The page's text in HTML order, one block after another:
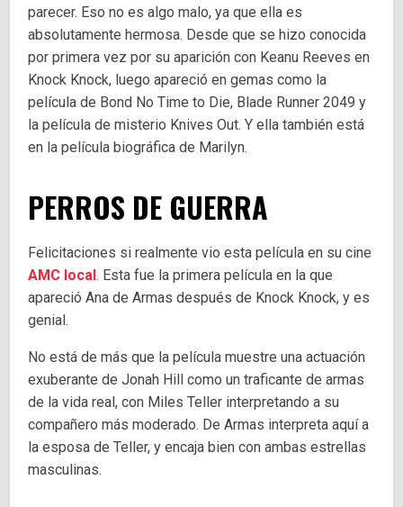
parecer. Eso no es algo malo, ya que ella es
absolutamente hermosa. Desde que se hizo conocida
por primera vez por su aparición con Keanu Reeves en
Knock Knock, luego apareció en gemas como la
película de Bond No Time to Die, Blade Runner 2049 y
la película de misterio Knives Out. Y ella también está
en la película biográfica de Marilyn.
PERROS DE GUERRA
Felicitaciones si realmente vio esta película en su cine
AMC local. Esta fue la primera película en la que
apareció Ana de Armas después de Knock Knock, y es
genial.
No está de más que la película muestre una actuación
exuberante de Jonah Hill como un traficante de armas
de la vida real, con Miles Teller interpretando a su
compañero más moderado. De Armas interpreta aquí a
la esposa de Teller, y encaja bien con ambas estrellas
masculinas.